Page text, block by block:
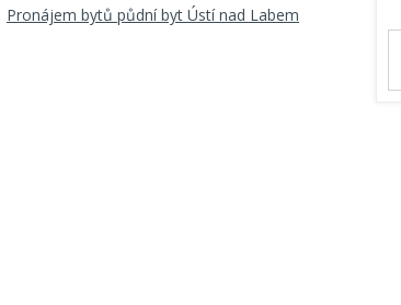
Pronájem bytů půdní byt Ústí nad Labem